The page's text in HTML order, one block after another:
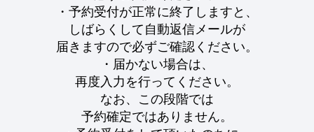
・予約受付が正常に終了しますと、
しばらくして自動返信メールが
届きますので必ずご確認ください。
・届かない場合は、
再度入力を行ってください。
なお、この段階では
予約確定ではありません。